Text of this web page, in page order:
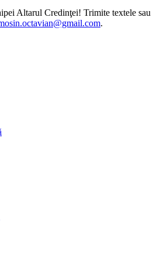
Altarul Credinţei! Trimite textele sau
.